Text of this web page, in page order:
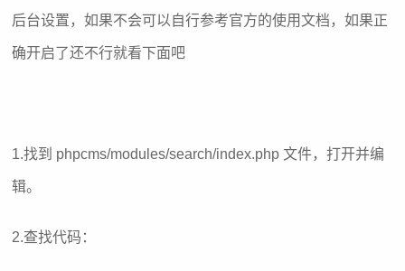
后台设置，如果不会可以自行参考官方的使用文档，如果正
确开启了还不行就看下面吧
1.找到 phpcms/modules/search/index.php 文件，打开并编
辑。
2.查找代码：